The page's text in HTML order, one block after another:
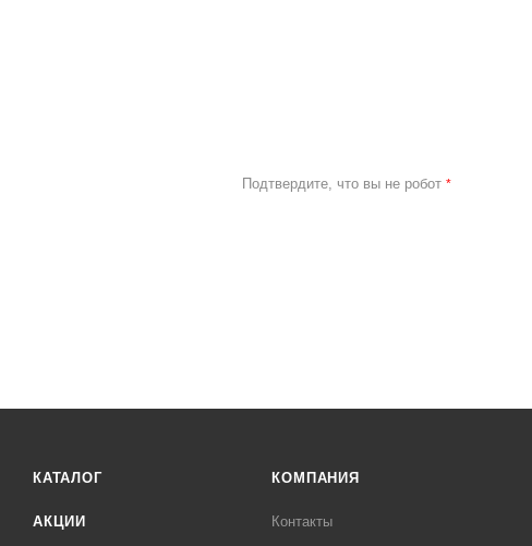
Подтвердите, что вы не робот *
КАТАЛОГ
АКЦИИ
КОМПАНИЯ
Контакты